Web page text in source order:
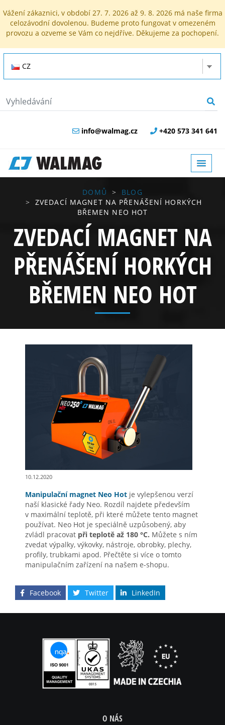
Vážení zákaznici, v období 27. 7. 2026 až 9. 8. 2026 má naše firma
celozávodní dovolenou. Budeme proto fungovat v omezeném
provozu a ozveme se Vám co nejdříve. Děkujeme za pochopení.
CZ
+420 573 341 641
info@walmag.cz
DOMŮ
BLOG
ZVEDACÍ MAGNET NA PŘENÁŠENÍ HORKÝCH
BŘEMEN NEO HOT
ZVEDACÍ MAGNET NA
PŘENÁŠENÍ HORKÝCH
BŘEMEN NEO HOT
10.12.2020
Manipulační magnet Neo Hot je vylepšenou verzí
naší klasické řady Neo. Rozdíl najdete především
v maximální teplotě, při které můžete tento magnet
používat. Neo Hot je speciálně uzpůsobený, aby
zvládl pracovat při teplotě až 180 °C. Můžete s ním
zvedat výpalky, výkovky, nástroje, obrobky, plechy,
profily, trubkami apod. Přečtěte si více o tomto
manipulačním zařízení na našem e-shopu.
Facebook Twitter LinkedIn
O NÁS